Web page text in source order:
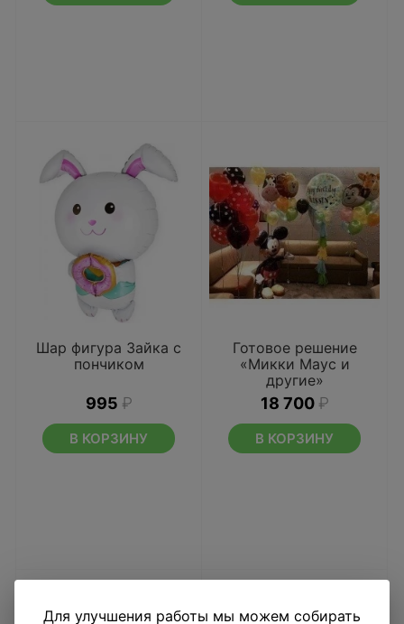
Шар фигура Зайка с
пончиком
995 ₽
В КОРЗИНУ
Готовое решение
«Микки Маус и
другие»
18 700 ₽
В КОРЗИНУ
Для улучшения работы мы можем собирать